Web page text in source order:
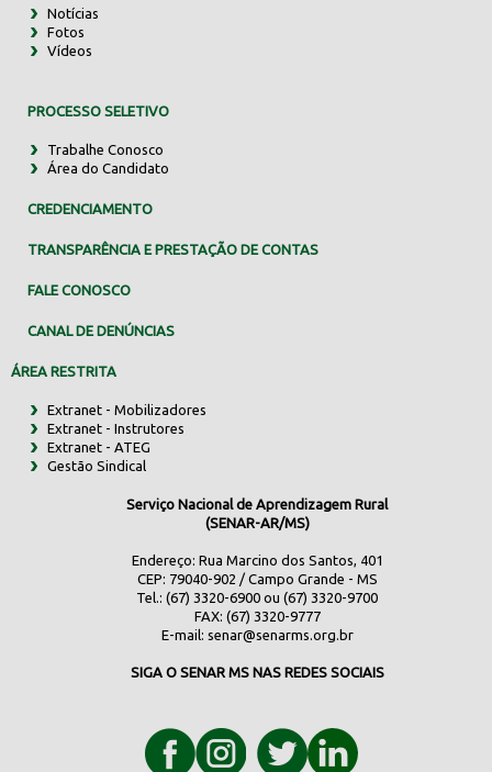
Notícias
Fotos
Vídeos
PROCESSO SELETIVO
Trabalhe Conosco
Área do Candidato
CREDENCIAMENTO
TRANSPARÊNCIA E PRESTAÇÃO DE CONTAS
FALE CONOSCO
CANAL DE DENÚNCIAS
ÁREA RESTRITA
Extranet - Mobilizadores
Extranet - Instrutores
Extranet - ATEG
Gestão Sindical
Serviço Nacional de Aprendizagem Rural
(SENAR-AR/MS)
Endereço: Rua Marcino dos Santos, 401
CEP: 79040-902 / Campo Grande - MS
Tel.: (67) 3320-6900 ou (67) 3320-9700
FAX: (67) 3320-9777
E-mail: senar@senarms.org.br
SIGA O SENAR MS NAS REDES SOCIAIS